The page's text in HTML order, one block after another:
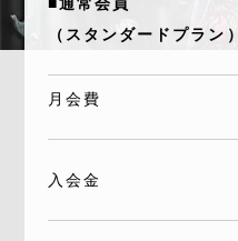
■通常会員
（スタンダードプラン）
月会費
入会金